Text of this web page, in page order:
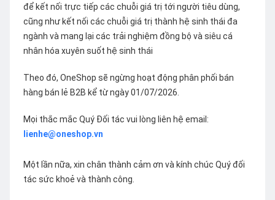
để kết nối trực tiếp các chuỗi giá trị tới người tiêu dùng,
cũng như kết nối các chuỗi giá trị thành hệ sinh thái đa
ngành và mang lại các trải nghiệm đồng bộ và siêu cá
nhân hóa xuyên suốt hệ sinh thái
Theo đó, OneShop sẽ ngừng hoạt động phân phối bán
hàng bán lẻ B2B kể từ ngày 01/07/2026.
Mọi thắc mắc Quý Đối tác vui lòng liên hệ email:
lienhe@oneshop.vn
Một lần nữa, xin chân thành cảm ơn và kính chúc Quý đối
tác sức khoẻ và thành công.